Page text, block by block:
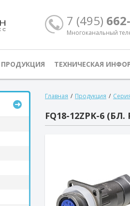
7 (495)
Многоканальный
ПРОДУКЦИЯ ТЕХНИЧЕСКАЯ
Главная / Продукция /
FQ18-12ZPK-6